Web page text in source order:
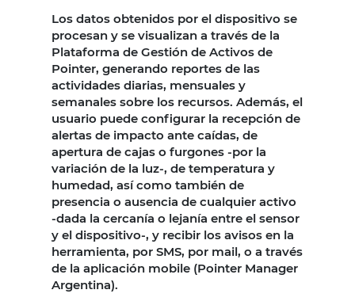
Los datos obtenidos por el dispositivo se
procesan y se visualizan a través de la
Plataforma de Gestión de Activos de
Pointer, generando reportes de las
actividades diarias, mensuales y
semanales sobre los recursos. Además, el
usuario puede configurar la recepción de
alertas de impacto ante caídas, de
apertura de cajas o furgones -por la
variación de la luz-, de temperatura y
humedad, así como también de
presencia o ausencia de cualquier activo
-dada la cercanía o lejanía entre el sensor
y el dispositivo-, y recibir los avisos en la
herramienta, por SMS, por mail, o a través
de la aplicación mobile (Pointer Manager
Argentina).